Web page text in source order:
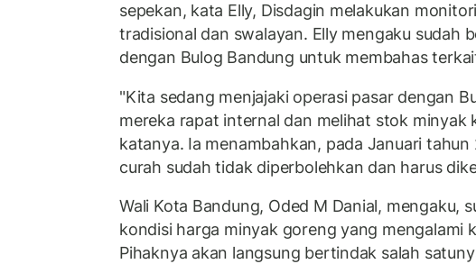
sepekan, kata Elly, Disdagin melakukan
tradisional dan swalayan. Elly mengaku sudah
dengan Bulog Bandung untuk membahas
"Kita sedang menjajaki operasi pasar dengan
mereka rapat internal dan melihat stok minyak
katanya. Ia menambahkan, pada Januari
curah sudah tidak diperbolehkan dan harus
Wali Kota Bandung, Oded M Danial, mengaku,
kondisi harga minyak goreng yang mengalami
Pihaknya akan langsung bertindak salah